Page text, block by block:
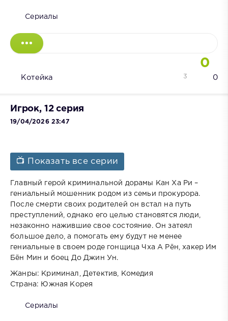
Сериалы
0
Котейка 0
3
Игрок, 12 серия
19/04/2026 23:47
📺 Показать все серии
Главный герой криминальной дорамы Кан Ха Ри –
гениальный мошенник родом из семьи прокурора.
После смерти своих родителей он встал на путь
преступлений, однако его целью становятся люди,
незаконно нажившие свое состояние. Он затеял
большое дело, а помогать ему будут не менее
гениальные в своем роде гонщица Чха А Рён, хакер Им
Бён Мин и боец До Джин Ун.
Жанры: Криминал, Детектив, Комедия
Страна: Южная Корея
Сериалы